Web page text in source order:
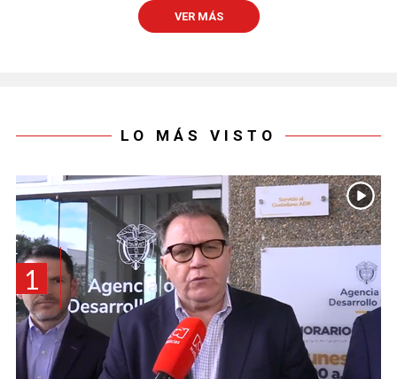
VER MÁS
LO MÁS VISTO
1